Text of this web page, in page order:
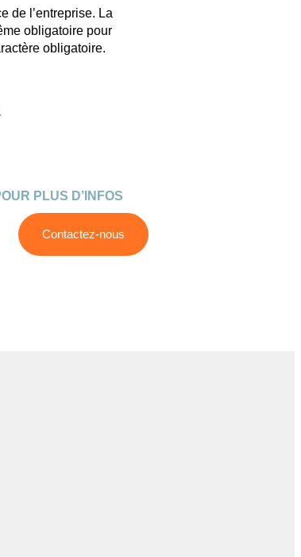
de l’entreprise. La
obligatoire pour
obligatoire.
PLUS D’INFOS
Contactez-nous